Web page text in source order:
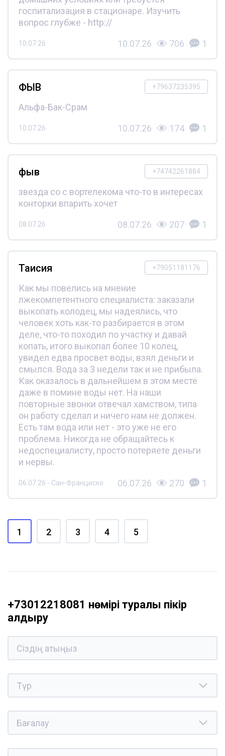
госпитализация в стационаре. Изучить
вопрос глубже - http://
10.07.26 10.07.26 706 1
+79637235395
ФЫВ
Альфа-Бак-Срам
10.07.26 10.07.26 174 1
+74742261884
фыв
звезда со с вортелекома что-то в интересах
конторки впарить хочет
08.07.26 08.07.26 207 1
+79051181176
Таисия
Как мы повелись на мнение
лжекомпетентного специалиста: заказали
выкопать колодец, мы надеялись, что
человек хоть как-то разбирается в этом
деле, что-то походил по участку и давай
копать, итого выкопал более 10 колец,
увидел едва просвет воды, взял деньги и
смылся. Вода за 3 недели так и не прибыла.
Как оказалось в дальнейшем в этом месте
даже в помине воды нет. На наши
повторные звонки отвечал хамством, типа
он работу сделал и ничего нам не должен.
Есть там вода или нет - это уже не его
проблема. Никогда не обращайтесь к
недоспециалисту, просто потеряете деньги
и нервы.
06.07.26 - Сан-Франциско 06.07.26 270 1
1 2 3 4 5
+73012218081 нөмірі туралы пікір
қалдыру